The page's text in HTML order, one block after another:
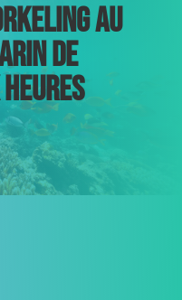
AU
DE